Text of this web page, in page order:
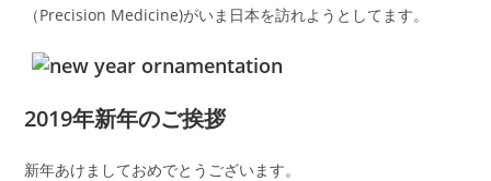
（Precision Medicine)がいま日本を訪れようとしてます。
2019年新年のご挨拶
新年あけましておめでとうございます。